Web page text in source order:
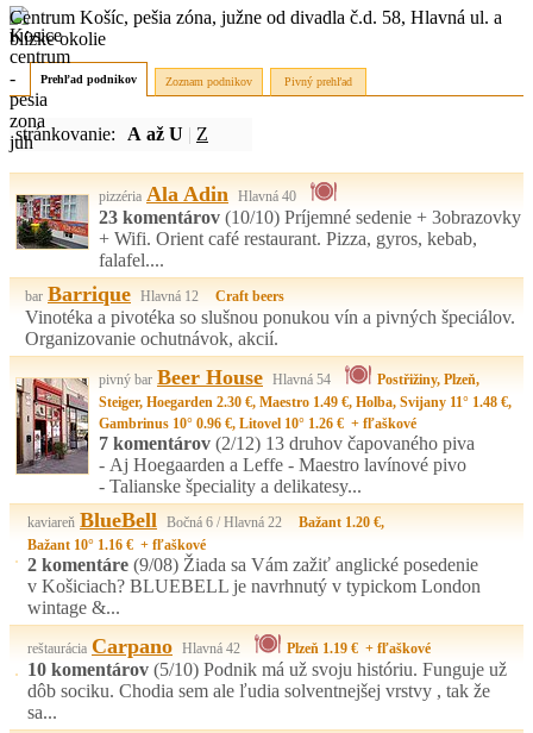
Centrum Košíc, pešia zóna, južne od divadla č.d. 58, Hlavná ul. a
blízke okolie
Prehľad podnikov Zoznam podnikov Pivný prehľad
stránkovanie: A až U | Z
pizzéria Ala Adin Hlavná 40
23 komentárov (10/10) Príjemné sedenie + 3obrazovky
+ Wifi. Orient café restaurant. Pizza, gyros, kebab,
falafel....
bar Barrique Hlavná 12 Craft beers
Vinotéka a pivotéka so slušnou ponukou vín a pivných špeciálov.
Organizovanie ochutnávok, akcií.
pivný bar Beer House Hlavná 54
Postřižiny, Plzeň,
Steiger, Hoegarden 2.30 €, Maestro 1.49 €, Holba, Svijany 11° 1.48 €,
Gambrinus 10° 0.96 €, Litovel 10° 1.26 € + fľaškové
7 komentárov (2/12) 13 druhov čapovaného piva
- Aj Hoegaarden a Leffe - Maestro lavínové pivo
- Talianske špeciality a delikatesy...
kaviareň BlueBell Bočná 6 / Hlavná 22
Bažant 1.20 €,
Bažant 10° 1.16 € + fľaškové
2 komentáre (9/08) Žiada sa Vám zažiť anglické posedenie
v Košiciach? BLUEBELL je navrhnutý v typickom London
wintage &...
reštaurácia Carpano Hlavná 42 Plzeň 1.19 € + fľaškové
10 komentárov (5/10) Podnik má už svoju históriu. Funguje už
dôb sociku. Chodia sem ale ľudia solventnejšej vrstvy , tak že
sa...